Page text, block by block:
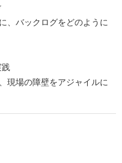
、バックログをどのように
現場の障壁をアジャイルに